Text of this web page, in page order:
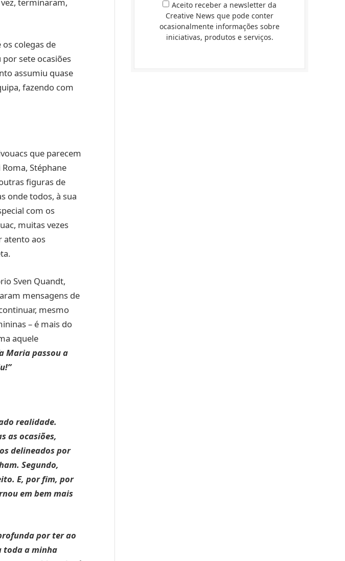
terminaram,
colegas de
sete ocasiões
assumiu quase
fazendo com
que parecem
Stéphane
figuras de
onde todos, à sua
com os
muitas vezes
atento aos
Sven Quandt,
mensagens de
mesmo
– é mais do
aquele
Maria passou a
realidade.
as ocasiões,
delineados por
Segundo,
E, por fim, por
em bem mais
por ter ao
toda a minha
Aceito receber a newsletter da
Creative News que pode conter
ocasionalmente informações sobre
iniciativas, produtos e serviços.